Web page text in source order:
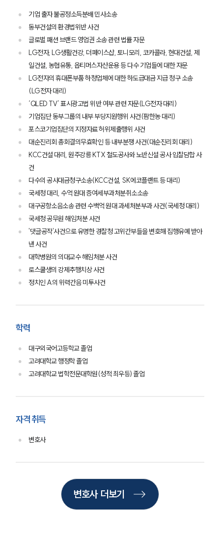
그룹소개
고객의 소리
업무분야
산업안전·중대재해그룹 업무
기업 출자 불공정소득분배 민사소송
동부건설의 환경법위반 사건
글로벌 패션 브랜드 영업권 소송 관련 법률 자문
LG전자, LG생활건강, 더페이스샵, 토니모리, 코카콜라, 현대건설, 제
일건설, 농협유통, 옵티머스자산운용 등 다수 기업들에 대한 자문
LG전자의 휴대폰부품 하청업체에 대한 하도급대금 지급 청구 소송
(LG전자 대리)
‘QLED TV’ 표시광고법 위반 여부 관련 자문(LG전자 대리)
기업집단 동부그룹의 내부 부당지원행위 사건(팜한농 대리)
포스코기업집단의 지정자료 허위제출행위 사건
대순진리회 총회결의무효확인 등 내부분쟁 사건(대순진리회 대리)
KCC건설 대리, 원주강릉 KTX 철도공사와 노반신설 공사 입찰담합 사
건
다수의 공사대금청구소송(KCC건설, SK에코플랜트 등 대리)
국세청 대리, 수억 원대 증여세부과처분취소소송
대구공항소음소송 관련 수백억 원대 과세처분부과 사건(국세청 대리)
국세청 공무원 해임처분 사건
'댓글공작'사건으로 유명한 경찰청 고위간부들을 변호해 집행유예 받아
낸 사건
대학병원의 의대교수 해임처분 사건
로스쿨생의 강제추행치상 사건
정치인 A의 위력간음 미투사건
학력
대구외국어고등학교 졸업
고려대학교 행정학 졸업
고려대학교 법학전문대학원(성적 최우등) 졸업
자격 취득
변호사
변호사 더보기